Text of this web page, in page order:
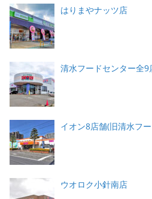
はりまやナッツ店
清水フードセンター全9
イオン8店舗(旧清水フ
ウオロク小針南店